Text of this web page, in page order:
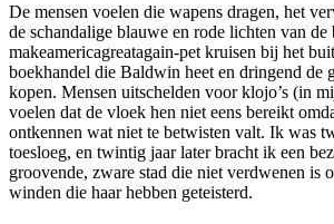
De mensen voelen die wapens dragen, het
de schandalige blauwe en rode lichten van de
makeamericagreatagain-pet kruisen bij het
boekhandel die Baldwin heet en dringend de
kopen. Mensen uitschelden voor klojo’s (in
voelen dat de vloek hen niet eens bereikt
ontkennen wat niet te betwisten valt. Ik was
toesloeg, en twintig jaar later bracht ik een
groovende, zware stad die niet verdwenen is
winden die haar hebben geteisterd.